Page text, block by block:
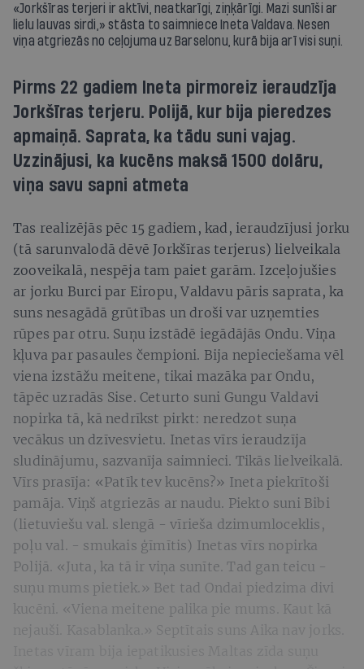
«Jorkšīras terjeri ir aktīvi, neatkarīgi, ziņķārīgi. Mazi sunīši ar
lielu lauvas sirdi,» stāsta to saimniece Ineta Valdava. Nesen
viņa atgriezās no ceļojuma uz Barselonu, kurā bija arī visi suņi.
Pirms 22 gadiem Ineta pirmoreiz ieraudzīja
Jorkšīras terjeru. Polijā, kur bija pieredzes
apmaiņā. Saprata, ka tādu suni vajag.
Uzzinājusi, ka kucēns maksā 1500 dolāru,
viņa savu sapni atmeta
Tas realizējās pēc 15 gadiem, kad, ieraudzījusi jorku
(tā sarunvalodā dēvē Jorkšīras terjerus) lielveikala
zooveikalā, nespēja tam paiet garām. Izceļojušies
ar jorku Burci par Eiropu, Valdavu pāris saprata, ka
suns nesagādā grūtības un droši var uzņemties
rūpes par otru. Suņu izstādē iegādājās Ondu. Viņa
kļuva par pasaules čempioni. Bija nepieciešama vēl
viena izstāžu meitene, tikai mazāka par Ondu,
tāpēc uzradās Sise. Ceturto suni Gungu Valdavi
nopirka tā, kā nedrīkst pirkt: neredzot suņa
vecākus un dzīvesvietu. Inetas vīrs ieraudzīja
sludinājumu, sazvanīja saimnieci. Tikās lielveikalā.
Vīrs prasīja: «Patīk tev kucēns?» Ineta piekrītoši
pamāja. Viņš atgriezās ar naudu. Piekto suni Bibi
(lietuviešu val. slengā - vīrieša dzimumloceklis,
poļu val. - smukais ģīmītis) Inetas vīrs nopirka
Polijā. «Juta, ka tā ir viņa sunīte. Tad gan teicu -
suņu mums pietiek.» Bet tad Ondai piedzima divi
kucēni. «Viena meitene palika pie mums. Kaut kā
nejauši. Kasablanka.» Septītais suns Aika nav jorks.